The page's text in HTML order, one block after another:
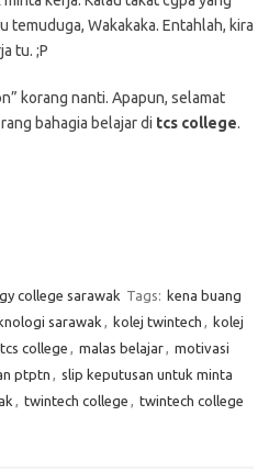
temuduga, Wakakaka. Entahlah, kira
tu. ;P
korang nanti. Apapun, selamat
bahagia belajar di tcs college.
college sarawak Tags: kena buang
sarawak , kolej twintech , kolej
college , malas belajar, motivasi
ptptn , slip keputusan untuk minta
, twintech college , twintech college